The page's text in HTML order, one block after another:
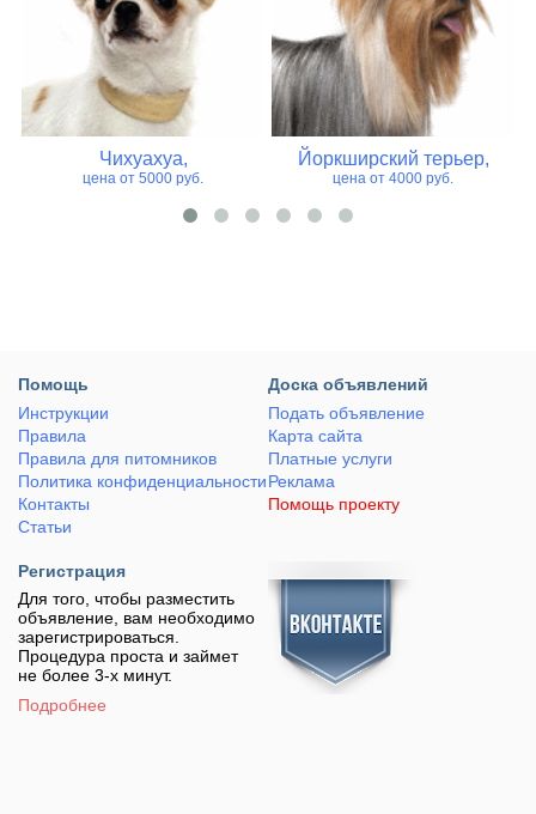
Чихуахуа,
цена от 5000 руб.
Йоркширский терьер,
цена от 4000 руб.
Помощь
Инструкции
Правила
Правила для питомников
Политика конфиденциальности
Контакты
Статьи
Доска объявлений
Подать объявление
Карта сайта
Платные услуги
Реклама
Помощь проекту
Регистрация
Для того, чтобы разместить
объявление, вам необходимо
зарегистрироваться.
Процедура проста и займет
не более 3-х минут.
Подробнее